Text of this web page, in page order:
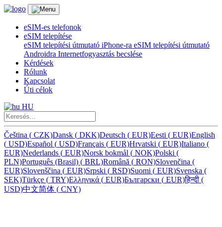
eSIM-es telefonok
eSIM telepítése
eSIM telepítési útmutató iPhone-ra eSIM telepítési útmutató
Androidra Internetfogyasztás becslése
Kérdések
Rólunk
Kapcsolat
Úti célok
HU
Čeština ( CZK)Dansk ( DKK)Deutsch ( EUR)Eesti ( EUR)English
( USD)Español ( USD)Français ( EUR)Hrvatski ( EUR)Italiano (
EUR)Nederlands ( EUR)Norsk bokmål ( NOK)Polski (
PLN)Português (Brasil) ( BRL)Română ( RON)Slovenčina (
EUR)Slovenščina ( EUR)Srpski ( RSD)Suomi ( EUR)Svenska (
SEK)Türkçe ( TRY)Ελληνικά ( EUR)Български ( EUR)हिन्दी (
USD)中文简体 ( CNY)